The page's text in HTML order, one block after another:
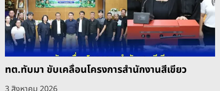
ทต.ทับมา ขับเคลื่อนโครงการสำนักงานสีเขียว